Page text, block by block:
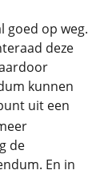
goed op weg.
deze
kunnen
uit een
de
En in